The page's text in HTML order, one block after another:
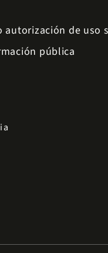
de uso
pública